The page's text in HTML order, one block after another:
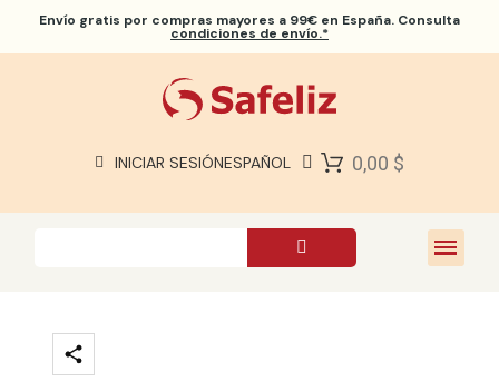
Envío gratis por compras mayores a 99€ en España. Consulta
condiciones de envío.*
INICIAR SESIÓNESPAÑOL 0,00 $